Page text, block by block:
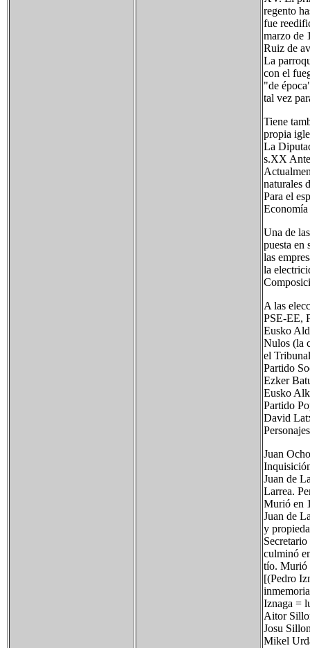
regento
fue
marzo de
Ruiz de
La
con el
"de
tal vez
Tiene
propia
La
s.XX
naturales
Para el
Economía
Una de
puesta en
las
la
A las
PSE-EE,
Eusko
Nulos (la
el
Partido
Ezker
Eusko
Partido
David
Juan
Juan de
Larrea.
Murió en
Juan de
y
culminó
tío. Murió
[(Pedro
Iznaga =
Aitor
Josu
Mikel